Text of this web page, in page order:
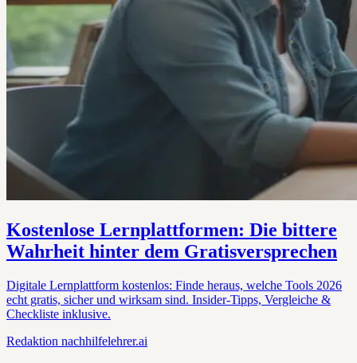
Kostenlose Lernplattformen: Die bittere
Wahrheit hinter dem Gratisversprechen
Digitale Lernplattform kostenlos: Finde heraus, welche Tools 2026
echt gratis, sicher und wirksam sind. Insider-Tipps, Vergleiche &
Checkliste inklusive.
Redaktion nachhilfelehrer.ai